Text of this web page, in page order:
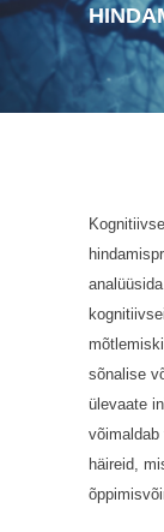
sõnalise
ülevaate
häireid,